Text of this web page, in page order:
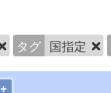
タグ 国指定
+